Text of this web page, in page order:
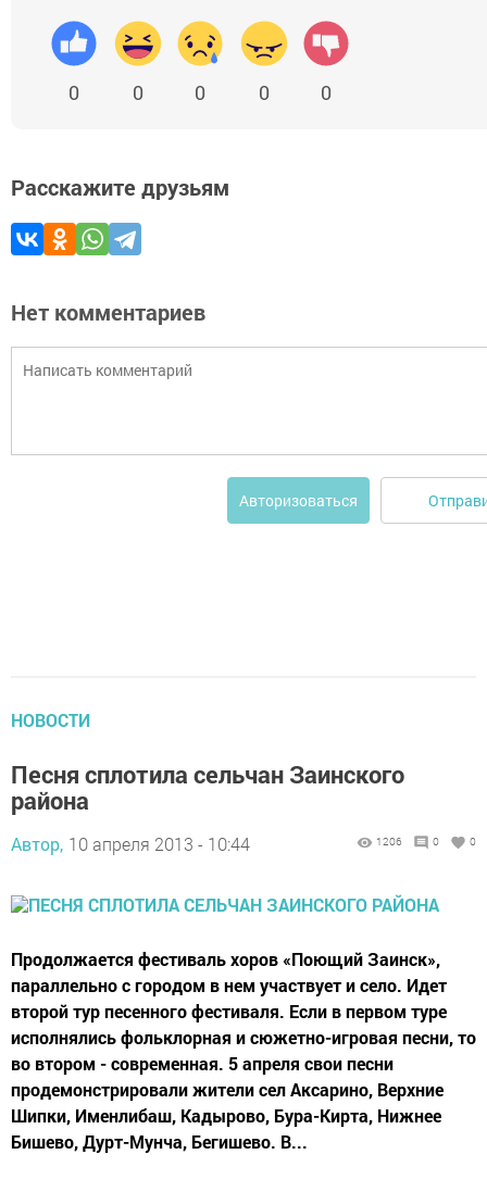
0 0 0 0 0
Расскажите друзьям
Нет комментариев
Авторизоваться
НОВОСТИ
Песня сплотила сельчан Заинского
района
Автор, 10 апреля 2013 - 10:44 1206 0 0
Продолжается фестиваль хоров «Поющий Заинск»,
параллельно с городом в нем участвует и село. Идет
второй тур песенного фестиваля. Если в первом туре
исполнялись фольклорная и сюжетно-игровая песни, то
во втором - современная. 5 апреля свои песни
продемонстрировали жители сел Аксарино, Верхние
Шипки, Именлибаш, Кадырово, Бура-Кирта, Нижнее
Бишево, Дурт-Мунча, Бегишево. В...